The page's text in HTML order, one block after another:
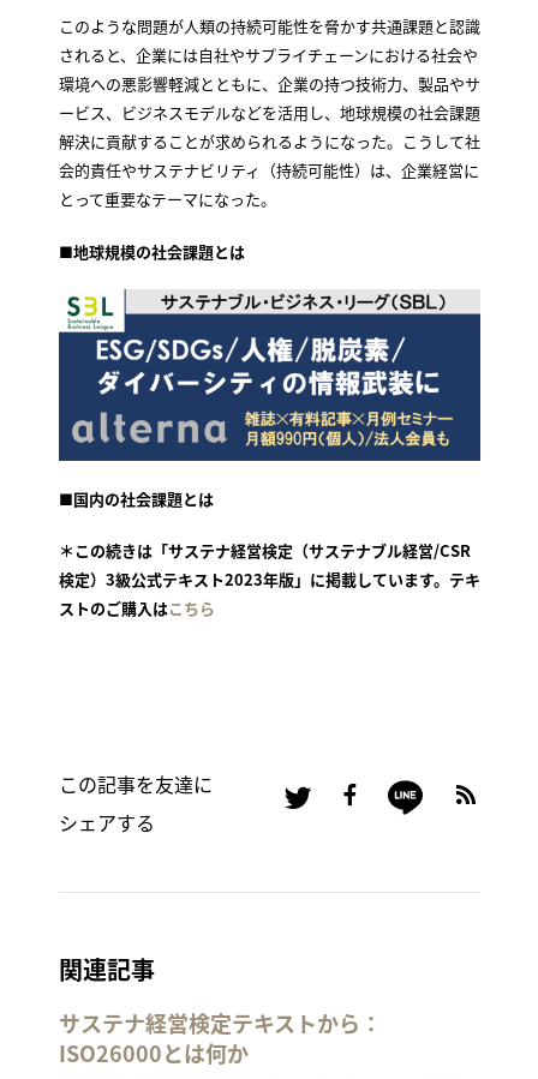
このような問題が人類の持続可能性を脅かす共通課題と認識
されると、企業には自社やサプライチェーンにおける社会や
環境への悪影響軽減とともに、企業の持つ技術力、製品やサ
ービス、ビジネスモデルなどを活用し、地球規模の社会課題
解決に貢献することが求められるようになった。こうして社
会的責任やサステナビリティ（持続可能性）は、企業経営に
とって重要なテーマになった。
■地球規模の社会課題とは
■国内の社会課題とは
＊この続きは「サステナ経営検定（サステナブル経営/CSR
検定）3級公式テキスト2023年版」に掲載しています。テキ
ストのご購入はこちら
この記事を友達に
シェアする
関連記事
サステナ経営検定テキストから：
ISO26000とは何か